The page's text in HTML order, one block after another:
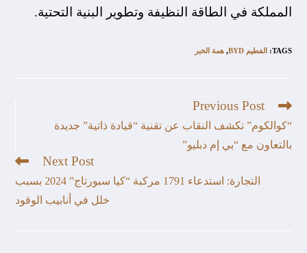
المملكة في الطاقة النظيفة وتطوير البنية التحتية.
TAGS
: الفطيم BYD , همة الخبر
Previous Post
“كوالكوم” تكشف النقاب عن تقنية “قيادة ذاتية” جديدة
بالتعاون مع “بي إم دبليو”
Next Post
التجارة: استدعاء 1791 مركبة “كيا سبورتاج” 2024 بسبب
خلل في أنابيب الوقود